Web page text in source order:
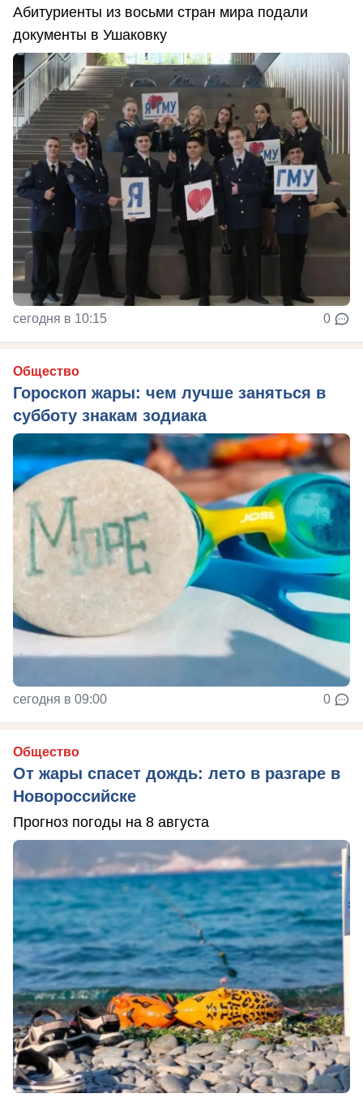
Абитуриенты из восьми стран мира подали
документы в Ушаковку
сегодня в 10:15 0
Общество
Гороскоп жары: чем лучше заняться в
субботу знакам зодиака
сегодня в 09:00 0
Общество
От жары спасет дождь: лето в разгаре в
Новороссийске
Прогноз погоды на 8 августа